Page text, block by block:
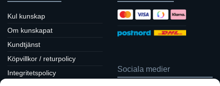
Kul kunskap
Om kunskapat
Kundtjänst
Köpvillkor / returpolicy
Integritetspolicy
Sociala medier